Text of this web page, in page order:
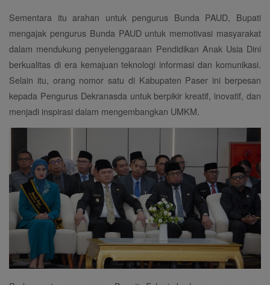
Sementara itu arahan untuk pengurus Bunda PAUD, Bupati
mengajak pengurus Bunda PAUD untuk memotivasi masyarakat
dalam mendukung penyelenggaraan Pendidikan Anak Usia Dini
berkualitas di era kemajuan teknologi informasi dan komunikasi.
Selain itu, orang nomor satu di Kabupaten Paser ini berpesan
kepada Pengurus Dekranasda untuk berpikir kreatif, inovatif, dan
menjadi inspirasi dalam mengembangkan UMKM.